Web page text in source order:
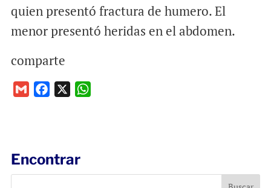
quien presentó fractura de humero. El
menor presentó heridas en el abdomen.
comparte
o
Encontrar